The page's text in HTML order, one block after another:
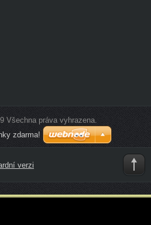
Všechna práva vyhrazena.
zdarma!
verzi